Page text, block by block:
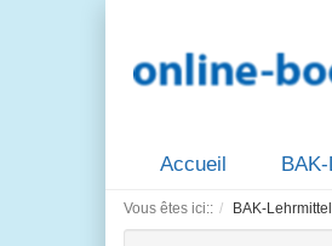
Accueil
Vous êtes ici:: BAK-